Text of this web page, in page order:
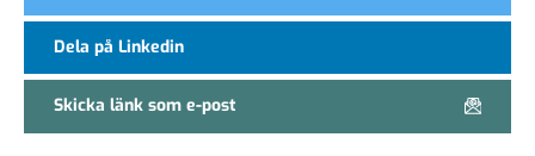
Dela på Linkedin
Skicka länk som e-post